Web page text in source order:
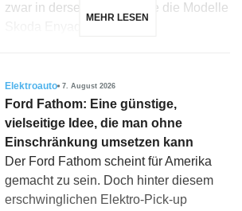
zwar in derselben Linie wie die Modelle
MEHR LESEN
Elektroauto 7. August 2026
Ford Fathom: Eine günstige,
vielseitige Idee, die man ohne
Einschränkung umsetzen kann
Der Ford Fathom scheint für Amerika
gemacht zu sein. Doch hinter diesem
erschwinglichen Elektro-Pick-up